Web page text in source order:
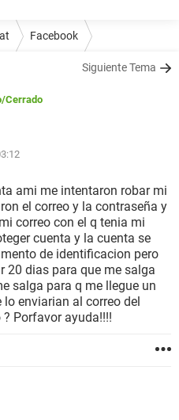
Facebook
Siguiente Tema
/Cerrado
ami me intentaron robar mi
el correo y la contraseña y
correo con el q tenia mi
cuenta y la cuenta se
de identificacion pero
20 dias para que me salga
salga para q me llegue un
enviarian al correo del
Porfavor ayuda!!!!